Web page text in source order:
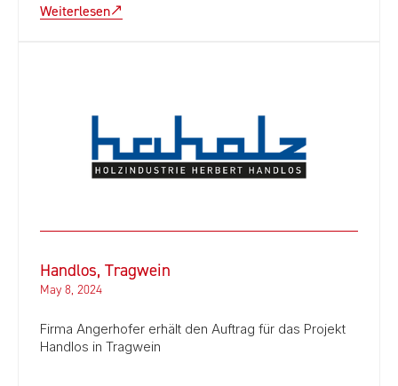
Weiterlesen
Handlos, Tragwein
May 8, 2024
Firma Angerhofer erhält den Auftrag für das Projekt
Handlos in Tragwein